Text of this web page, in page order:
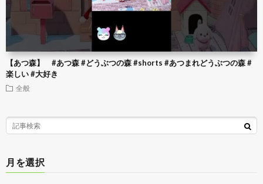
【あつ森】 #あつ森 #どうぶつの森 #shorts #あつまれどうぶつの森 #
楽しい #大好き
全般
月を選択